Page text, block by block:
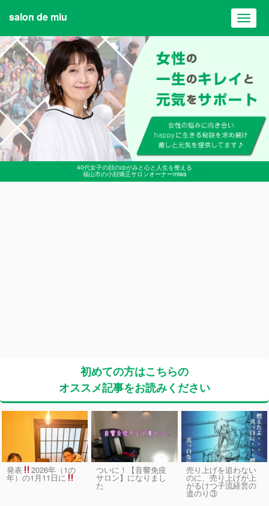
40代女子の顔のゆがみと心と人生を整える
福山市の小顔矯正サロンオーナーmiwa
salon de miu
初めての方はこちらの
オススメ記事をお読みください
発表 2026年（1の
年）の1月11日に
ついに！【音響免疫
サロン】になりまし
た
売り上げを追わない
のに、売り上げが上
がるけつ子流経営の
道のり③